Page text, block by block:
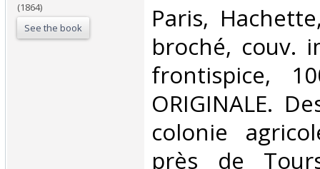
(1864)
See the book
‎Paris,
broché, couv.
frontispice,
ORIGINALE.
colonie
près de